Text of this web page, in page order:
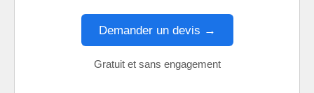
Demander un devis →
Gratuit et sans engagement